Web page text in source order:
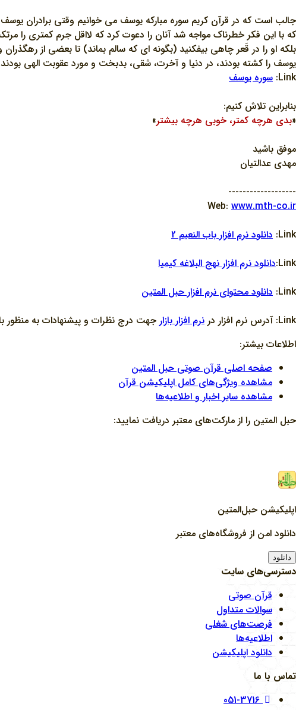
جالب است که در قرآن کريم سوره مبارکه يوسف مي خوانيم وقتي برادران
که با اين فکر خطرناک مواجه شد آنان را دعوت کرد که لااقل جرم کمتري را
بلکه او را در قَعر چاهي بيفکنيد (بگونه اي که سالم بماند) تا بعضي از
يوسف را کشته بودند، در دنيا و آخرت، شقي، بدبخت و مورد عقوبت الهي
Link: سوره يوسف
بنابراين تلاش کنيم:
«بدي هرچه کمتر، خوبي هرچه بيشتر»
موفق باشيد
مهدي عدالتيان
-------------------
Web: www.mth-co.ir
Link: دانلود نرم افزار باب النعيم 2
Link: دانلود نرم افزار نهج البلاغه کيميا
Link: دانلود محتواي نرم افزار حبل المتين
Link: آدرس نرم افزار در
نرم افزار بازار جهت درج نظرات و پيشنهادات به منظور
اطلاعات بیشتر:
صفحه اصلی قرآن صوتی حبل المتین
مشاهده ویژگی‌های کامل اپلیکیشن قرآن
مشاهده سایر اخبار و اطلاعیه‌ها
حبل المتین را از مارکت‌های معتبر دریافت نمایید:
اپلیکیشن حبل‌المتین
دانلود امن از فروشگاه‌های معتبر
دانلود
دسترسی‌های سایت
قرآن صوتی
سوالات متداول
فرصت‌های شغلی
اطلاعیه‌ها
دانلود اپلیکیشن
تماس با ما
051-3716